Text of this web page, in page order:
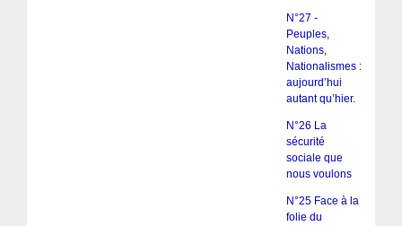
N°27 -
Peuples,
Nations,
Nationalismes :
aujourd’hui
autant qu’hier.
N°26 La
sécurité
sociale que
nous voulons
N°25 Face à la
folie du